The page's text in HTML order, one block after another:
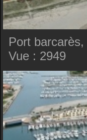
Port
Vue : 2949